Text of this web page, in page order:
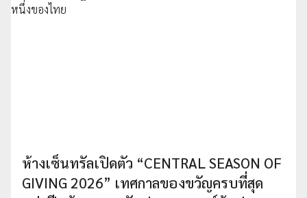
ห้างเซ็นทรัลเปิดตัว “CENTRAL SEASON OF
GIVING 2026” เทศกาลของขวัญครบที่สุด